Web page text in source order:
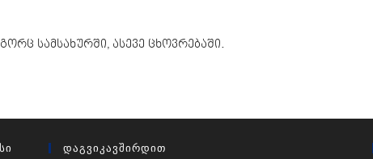
სამსახურში, ასევე ცხოვრებაში.
Დაგვიკავშირდით